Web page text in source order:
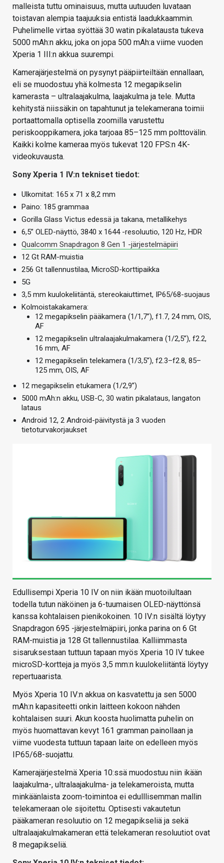
malleista tuttu ominaisuus, mutta uutuuden luvataan
toistavan alempia taajuuksia entistä laadukkaammin.
Puhelimelle virtaa syöttää 30 watin pikalatausta tukeva
5000 mAh:n akku, joka on jopa 500 mAh:a viime vuoden
Xperia 1 III:n akkua suurempi.
Kamerajärjestelmä on pysynyt pääpiirteiltään ennallaan,
eli se muodostuu yhä kolmesta 12 megapikselin
kamerasta – ultralaajakulma, laajakulma ja tele. Mutta
kehitystä niissäkin on tapahtunut ja telekamerana toimii
portaattomalla optisella zoomilla varustettu
periskooppikamera, joka tarjoaa 85–125 mm polttovälin.
Kaikki kolme kameraa myös tukevat 120 FPS:n 4K-
videokuvausta.
Sony Xperia 1 IV:n tekniset tiedot:
Ulkomitat: 165 x 71 x 8,2 mm
Paino: 185 grammaa
Gorilla Glass Victus edessä ja takana, metallikehys
6,5” OLED-näyttö, 3840 x 1644 -resoluutio, 120 Hz, HDR
Qualcomm Snapdragon 8 Gen 1 -järjestelmäpiiri
12 Gt RAM-muistia
256 Gt tallennustilaa, MicroSD-korttipaikka
5G
3,5 mm kuulokeliitäntä, stereokaiuttimet, IP65/68-suojaus
Kolmoistakakamera:
12 megapikselin pääkamera (1/1,7”), f1.7, 24 mm, OIS,
AF
12 megapikselin ultralaajakulmakamera (1/2,5”), f2.2,
16 mm, AF
12 megapikselin telekamera (1/3,5”), f2.3–f2.8, 85–
125 mm, OIS, AF
12 megapikselin etukamera (1/2,9”)
5000 mAh:n akku, USB-C, 30 watin pikalataus, langaton
lataus
Android 12, 2 Android-päivitystä ja 3 vuoden
tietoturvakorjaukset
Edullisempi Xperia 10 IV on niin ikään muotoilultaan
todella tutun näköinen ja 6-tuumaisen OLED-näyttönsä
kanssa kohtalaisen pienikokoinen. 10 IV:n sisältä löytyy
Snapdragon 695 -järjestelmäpiiri, jonka parina on 6 Gt
RAM-muistia ja 128 Gt tallennustilaa. Kalliimmasta
sisaruksestaan tuttuun tapaan myös Xperia 10 IV tukee
microSD-kortteja ja myös 3,5 mm:n kuulokeliitäntä löytyy
repertuaarista.
Myös Xperia 10 IV:n akkua on kasvatettu ja sen 5000
mAh:n kapasiteetti onkin laitteen kokoon nähden
kohtalaisen suuri. Akun koosta huolimatta puhelin on
myös huomattavan kevyt 161 gramman painollaan ja
viime vuodesta tuttuun tapaan laite on edelleen myös
IP65/68-suojattu.
Kamerajärjestelmä Xperia 10:ssä muodostuu niin ikään
laajakulma-, ultralaajakulma- ja telekameroista, mutta
minkäänlaista zoom-toimintoa ei edulllisemman mallin
telekameraan ole sijoitettu. Optisesti vakautetun
pääkameran resoluutio on 12 megapikseliä ja sekä
ultralaajakulmakameran että telekameran resoluutiot ovat
8 megapikseliä.